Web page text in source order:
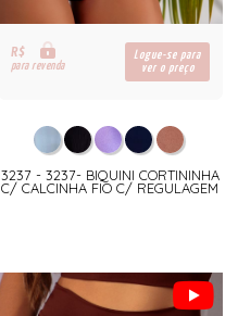
R$
para revenda
Logue-se para
ver o preço
3237 - 3237- BIQUINI CORTININHA
C/ CALCINHA FIO C/ REGULAGEM